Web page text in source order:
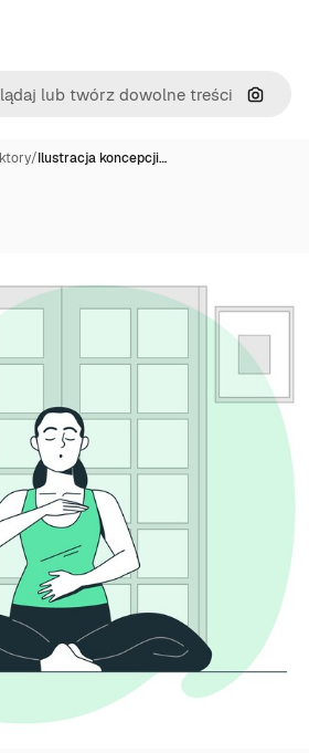
Szukaj
/Ilustracja koncepcji…